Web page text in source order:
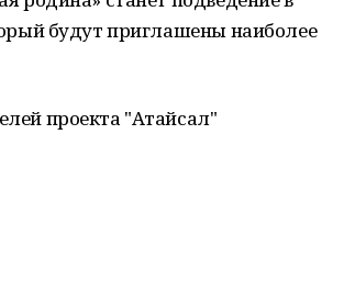
будут приглашены наиболее
проекта "Атайсал"